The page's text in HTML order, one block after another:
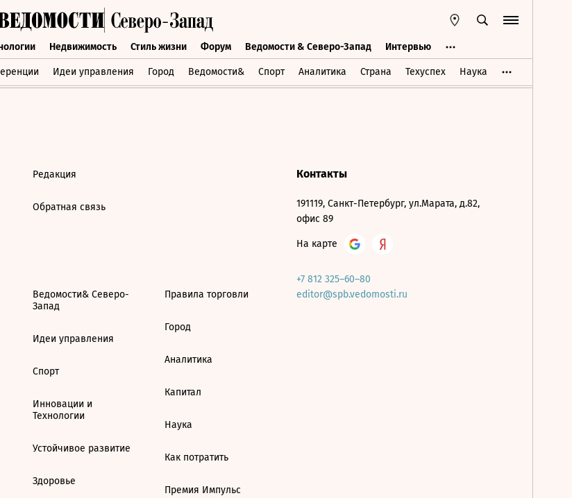
Недвижимость Стиль жизни Форум Ведомости & Северо-Запад Интервью
Идеи управления Город Ведомости& Спорт Аналитика Страна Техуспех Наука
Технологии Недвижимость Стиль жизни Форум Ведомости & Северо-Запад Интервью
Редакция
Обратная связь
Ведомости& Северо-
Запад
Идеи управления
Спорт
Инновации и
Технологии
Устойчивое развитие
Здоровье
Правила торговли
Город
Аналитика
Капитал
Наука
Как потратить
Премия Импульс
Контакты
191119, Санкт-Петербург, ул.Марата, д.82,
офис 89
На карте
+7 812 325–60–80
editor@spb.vedomosti.ru